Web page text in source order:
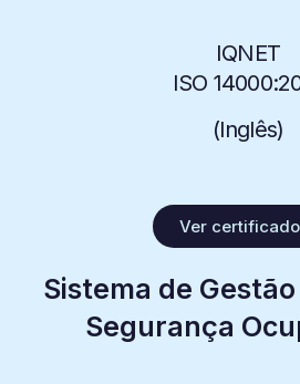
IQNET
ISO
(Inglês)
Ver certificado
Sistema de
Segurança